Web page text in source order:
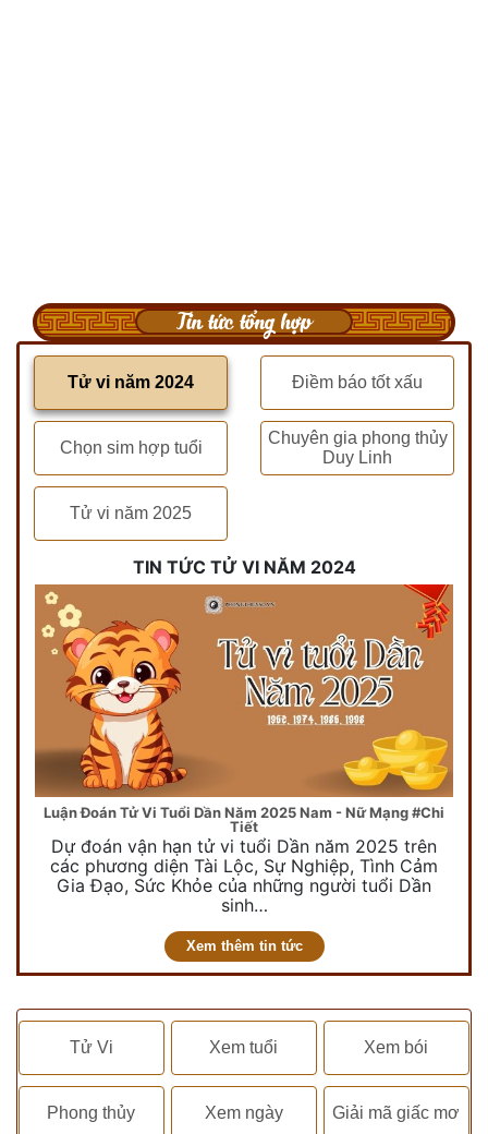
Tin tức tổng hợp
Tử vi năm 2024 Điềm báo tốt xấu
Chọn sim hợp tuổi
Chuyên gia phong thủy
Duy Linh
Tử vi năm 2025
TIN TỨC TỬ VI NĂM 2024
Luận Đoán Tử Vi Tuổi Dần Năm 2025 Nam - Nữ Mạng #Chi
Tiết
Dự đoán vận hạn tử vi tuổi Dần năm 2025 trên
các phương diện Tài Lộc, Sự Nghiệp, Tình Cảm
Gia Đạo, Sức Khỏe của những người tuổi Dần
sinh…
Xem thêm tin tức
Tử Vi Xem tuổi Xem bói
Phong thủy Xem ngày Giải mã giấc mơ